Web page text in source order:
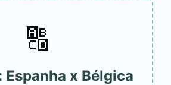
🔠
Espanha x Bélgica